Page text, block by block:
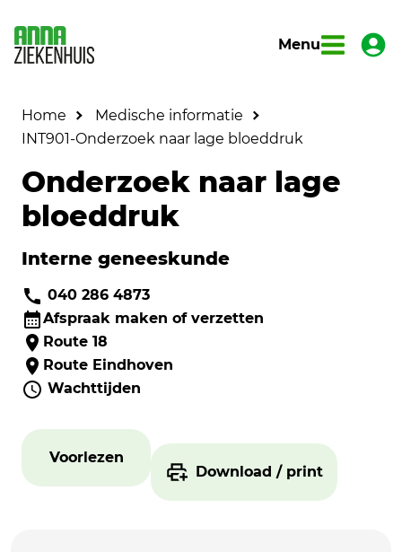
Menu
Home
Medische informatie
INT901-Onderzoek naar lage bloeddruk
Onderzoek naar lage
bloeddruk
Interne geneeskunde
040 286 4873
Afspraak maken of verzetten
Route 18
Route Eindhoven
Wachttijden
Voorlezen
Download / print